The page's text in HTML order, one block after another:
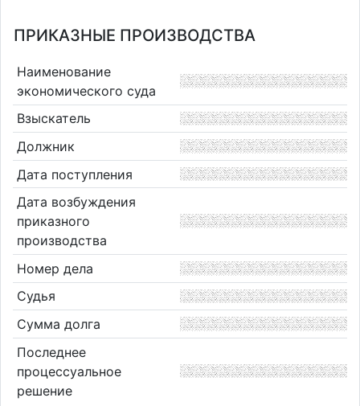
ПРИКАЗНЫЕ ПРОИЗВОДСТВА
Наименование
экономического суда
Взыскатель
Должник
Дата поступления
Дата возбуждения
приказного
производства
Номер дела
Судья
Сумма долга
Последнее
процессуальное
решение